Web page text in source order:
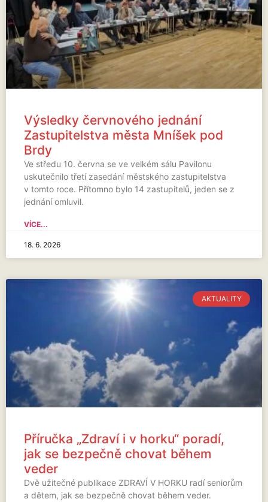
Výsledky červnového jednání
Zastupitelstva města Mníšek pod
Brdy
Ve středu 10. června se ve velkém sálu Pavilonu
uskutečnilo třetí zasedání městského zastupitelstva
v tomto roce. Přítomno bylo 14 zastupitelů, jeden se z
jednání omluvil.
VÍCE...
18. 6. 2026
AKTUALITY
Příručka „Zdraví i v horku“ poradí,
jak se bezpečně chovat během
veder
Dvě užitečné publikace ZDRAVÍ V HORKU radí seniorům
a dětem, jak se bezpečně chovat během veder.